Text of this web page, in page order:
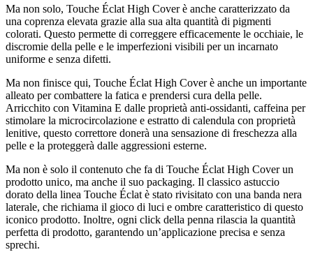
Ma non solo, Touche Éclat High Cover è anche caratterizzato da
una coprenza elevata grazie alla sua alta quantità di pigmenti
colorati. Questo permette di correggere efficacemente le occhiaie, le
discromie della pelle e le imperfezioni visibili per un incarnato
uniforme e senza difetti.
Ma non finisce qui, Touche Éclat High Cover è anche un importante
alleato per combattere la fatica e prendersi cura della pelle.
Arricchito con Vitamina E dalle proprietà anti-ossidanti, caffeina per
stimolare la microcircolazione e estratto di calendula con proprietà
lenitive, questo correttore donerà una sensazione di freschezza alla
pelle e la proteggerà dalle aggressioni esterne.
Ma non è solo il contenuto che fa di Touche Éclat High Cover un
prodotto unico, ma anche il suo packaging. Il classico astuccio
dorato della linea Touche Éclat è stato rivisitato con una banda nera
laterale, che richiama il gioco di luci e ombre caratteristico di questo
iconico prodotto. Inoltre, ogni click della penna rilascia la quantità
perfetta di prodotto, garantendo un’applicazione precisa e senza
sprechi.